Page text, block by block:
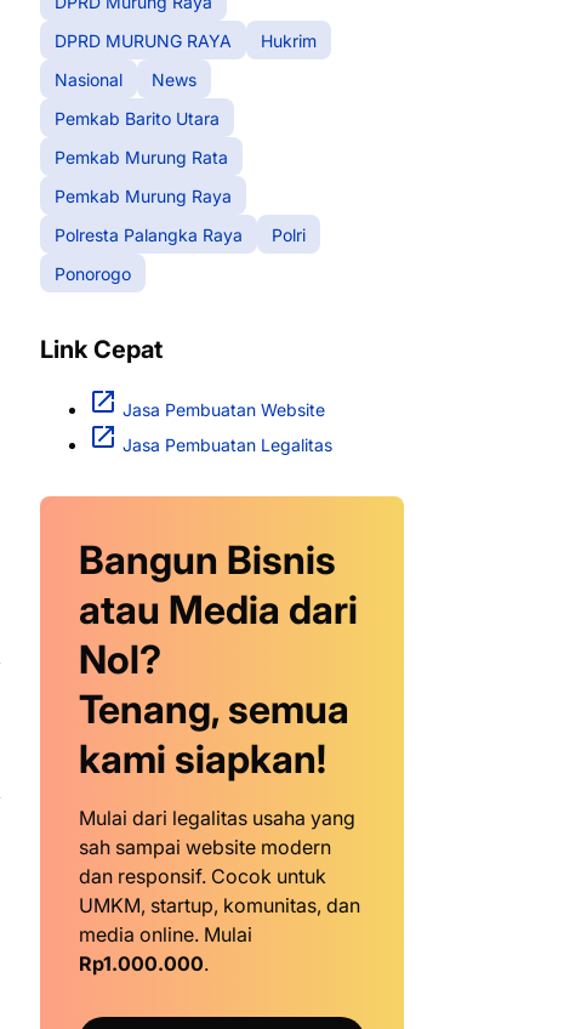
DPRD MURUNG RAYA
Hukrim
Nasional
News
Pemkab Barito Utara
Pemkab Murung Rata
Pemkab Murung Raya
Polresta Palangka Raya
Polri
Ponorogo
Link Cepat
Jasa Pembuatan Website
Jasa Pembuatan Legalitas
Bangun Bisnis
atau Media dari
Nol?
Tenang, semua
kami siapkan!
Mulai dari legalitas usaha yang
sah sampai website modern
dan responsif. Cocok untuk
UMKM, startup, komunitas, dan
media online. Mulai
Rp1.000.000.